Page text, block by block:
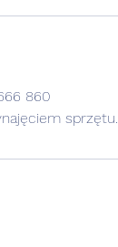
860
sprzętu.